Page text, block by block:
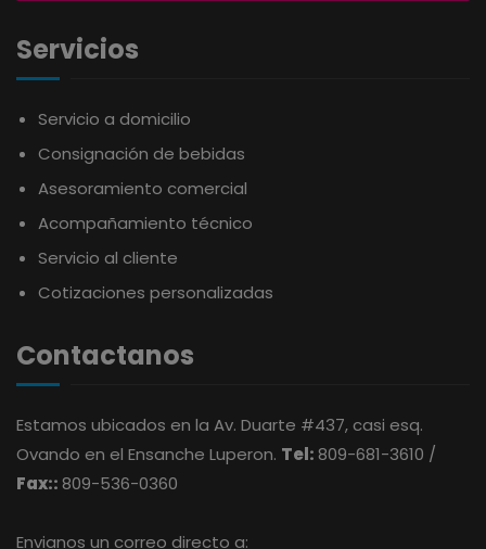
SAZONES
SNACKS
ÚTILES ESCOLARES
ATLANTICO
AVALON
AVERNA
AZUKITA
BALDOM
Servicios
Servicio a domicilio
Consignación de bebidas
Asesoramiento comercial
Acompañamiento técnico
Servicio al cliente
Cotizaciones personalizadas
Contactanos
Estamos ubicados en la Av. Duarte #437, casi esq.
Ovando en el Ensanche Luperon. Tel: 809-681-3610 /
Fax:: 809-536-0360
Envianos un correo directo a: